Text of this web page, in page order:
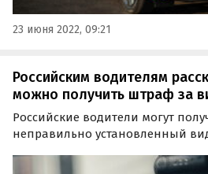
23 июня 2022, 09:21
Российским водителям
можно получить штраф за
Российские водители могут
неправильно установленный
рассказала заместитель